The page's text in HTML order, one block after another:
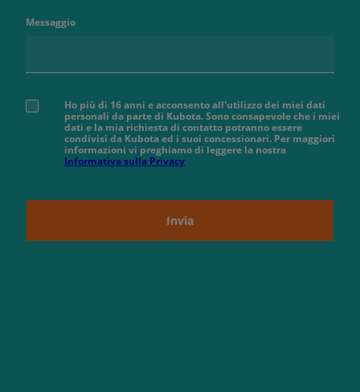
Messaggio
Ho più di 16 anni e acconsento all'utilizzo dei miei dati
personali da parte di Kubota. Sono consapevole che i miei
dati e la mia richiesta di contatto potranno essere
condivisi da Kubota ed i suoi concessionari. Per maggiori
informazioni vi preghiamo di leggere la nostra
Informativa sulla Privacy
Invia